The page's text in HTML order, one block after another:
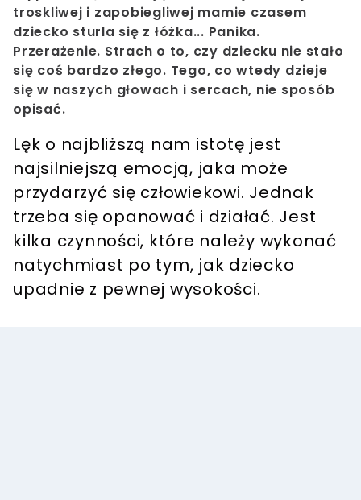
troskliwej i zapobiegliwej mamie czasem
dziecko sturla się z łóżka... Panika.
Przerażenie. Strach o to, czy dziecku nie stało
się coś bardzo złego. Tego, co wtedy dzieje
się w naszych głowach i sercach, nie sposób
opisać.
Lęk o najbliższą nam istotę jest
najsilniejszą emocją, jaka może
przydarzyć się człowiekowi. Jednak
trzeba się opanować i działać. Jest
kilka czynności, które należy wykonać
natychmiast po tym, jak dziecko
upadnie z pewnej wysokości.